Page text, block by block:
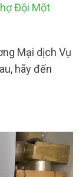
Đội Một
Mại dịch Vụ
hãy đến